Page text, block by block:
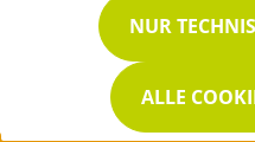
NUR
ALLE